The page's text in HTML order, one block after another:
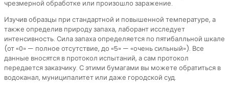
чрезмерной обработке или произошло заражение.
Изучив образцы при стандартной и повышенной температуре, а
также определив природу запаха, лаборант исследует
интенсивность. Сила запаха определяется по пятибалльной шкале
(от «0» — полное отсутствие, до «5» — «очень сильный»). Все
данные вносятся в протокол испытаний, а сам протокол
передается заказчику. С этими бумагами вы можете обратиться в
водоканал, муниципалитет или даже городской суд.